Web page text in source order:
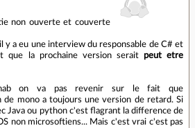
non ouverte et couverte
y a eu une interview du responsable de C# et
que la prochaine version serait peut etre
on va pas revenir sur le fait que
de mono a toujours une version de retard. Si
Java ou python c'est flagrant la difference de
non microsoftiens... Mais c'est vrai c'est pas